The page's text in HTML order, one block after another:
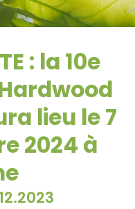
: la 10e
lieu le 7
2024 à